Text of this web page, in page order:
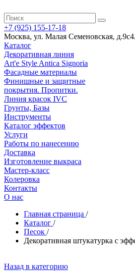
+7 (925) 155-17-18
Москва, ул. Малая Семеновская,
Каталог
Декоративная линия
Art'e Style Antica Signoria
Фасадные материалы
Финишные и защитные
покрытия. Пропитки.
Линия красок IVC
Грунты, Базы
Инструменты
Каталог эффектов
Услуги
Работы по нанесению
Доставка
Изготовление выкраса
Мастер-класс
Колеровка
Контакты
О нас
Главная страница /
Каталог /
Песок /
Декоративная штукатурка с
Назад в категорию